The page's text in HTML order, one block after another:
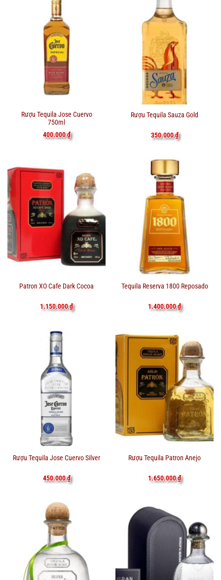
Rượu Tequila Jose Cuervo
750ml
400.000₫
Rượu Tequila Sauza Gold
350.000₫
Patron XO Cafe Dark Cocoa
1.150.000₫
Tequila Reserva 1800 Reposado
1.400.000₫
Rượu Tequila Jose Cuervo Silver
450.000₫
Rượu Tequila Patron Anejo
1.650.000₫